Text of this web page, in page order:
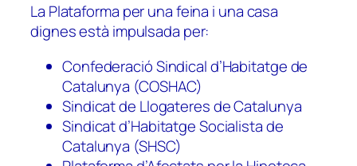
La Plataforma per una feina i una casa
dignes està impulsada per:
Confederació Sindical d’Habitatge de
Catalunya (COSHAC)
Sindicat de Llogateres de Catalunya
Sindicat d’Habitatge Socialista de
Catalunya (SHSC)